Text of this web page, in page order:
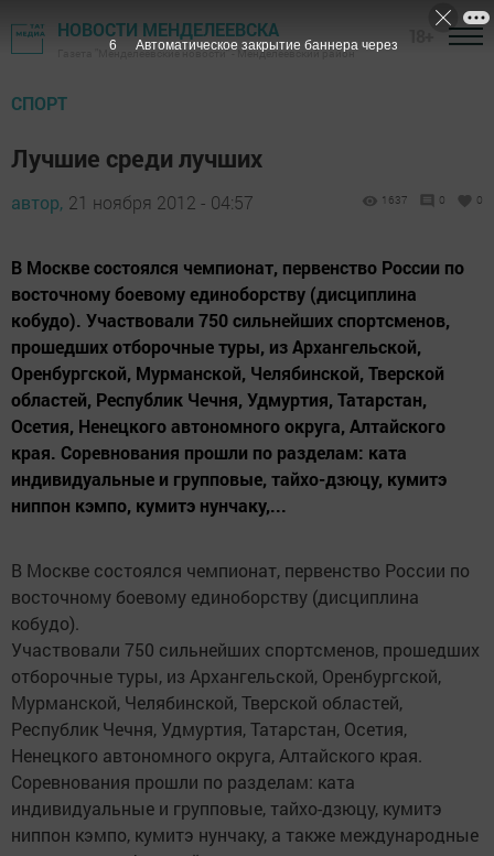
НОВОСТИ МЕНДЕЛЕЕВСКА
Газета "Менделеевские новости" - Менделеевский район
СПОРТ
Лучшие среди лучших
автор, 21 ноября 2012 - 04:57 1637 0 0
В Москве состоялся чемпионат, первенство России по
восточному боевому единоборству (дисциплина
кобудо). Участвовали 750 сильнейших спортсменов,
прошедших отборочные туры, из Архангельской,
Оренбургской, Мурманской, Челябинской, Тверской
областей, Республик Чечня, Удмуртия, Татарстан,
Осетия, Ненецкого автономного округа, Алтайского
края. Соревнования прошли по разделам: ката
индивидуальные и групповые, тайхо-дзюцу, кумитэ
ниппон кэмпо, кумитэ нунчаку,...
В Москве состоялся чемпионат, первенство России по
восточному боевому единоборству (дисциплина
кобудо).
Участвовали 750 сильнейших спортсменов, прошедших
отборочные туры, из Архангельской, Оренбургской,
Мурманской, Челябинской, Тверской областей,
Республик Чечня, Удмуртия, Татарстан, Осетия,
Ненецкого автономного округа, Алтайского края.
Соревнования прошли по разделам: ката
индивидуальные и групповые, тайхо-дзюцу, кумитэ
ниппон кэмпо, кумитэ нунчаку, а также международные
6 Автоматическое закрытие баннера через